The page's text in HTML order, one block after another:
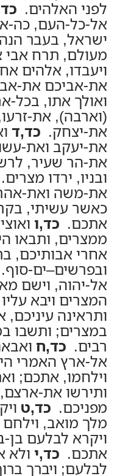
לפני האלהים.
אל-כל-העם, כה-
ישראל, בעבר
מעולם, תרח אבי
ויעבדו, אלהים
את-אביכם את-
ואולך אתו, בכל-
(וארבה), את-
את-יצחק. כד,ד
את-יעקב ואת-
את-הר שעיר,
ובניו, ירדו מצרים.
את-משה ואת-
כאשר עשיתי,
אתכם. כד,ו
ממצרים, ותבאו
אחרי אבותיכם,
ובפרשים–ים-סוף.
אל-יהוה, וישם
המצרים ויבא
ותראינה
במצרים; ותשבו
רבים. כד,ח
אל-ארץ האמרי
וילחמו, אתכם;
ותירשו את-
מפניכם. כד,ט
מלך מואב,
ויקרא לבלעם
אתכם. כד,י ולא
לבלעם; ויברך